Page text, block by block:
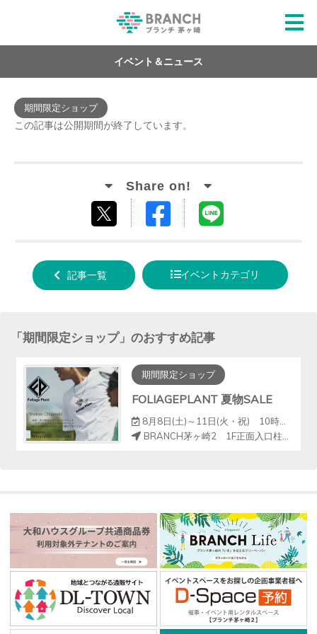
イベント＆ニュース
期間限定ショップ
この記事は公開期間が終了しています。
する
Facebook
る
記事一覧 イベントカテゴリ
「期間限定ショップ」のおすすめ記事
期間限定ショップ
FOLIAGEPLANT 夏物SALE
8月8日(土)～11日(火・祝) 10時～18時
BRANCH茅ヶ崎2 1F正面入口柱周り（クイックカット前）